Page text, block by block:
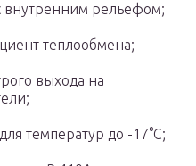
внутренним рельефом;
теплообмена;
выхода на
температур до -17°С;